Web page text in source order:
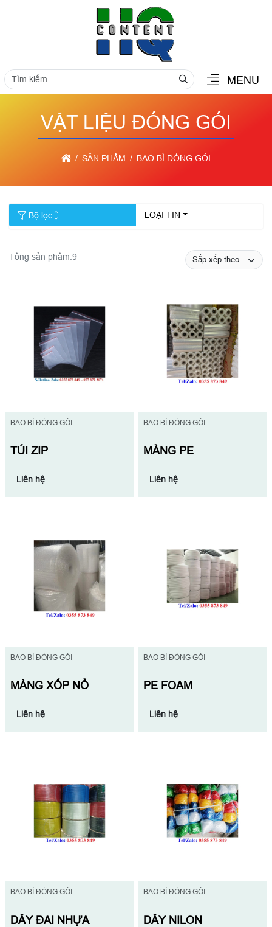
MENU
VẬT LIỆU ĐÓNG GÓI
SẢN PHẨM BAO BÌ ĐÓNG GÓI
Bộ lọc LOẠI TIN
Tổng sản phẩm:9
BAO BÌ ĐÓNG GÓI
TÚI ZIP
Liên hệ
BAO BÌ ĐÓNG GÓI
MÀNG PE
Liên hệ
BAO BÌ ĐÓNG GÓI
MÀNG XỐP NỔ
Liên hệ
BAO BÌ ĐÓNG GÓI
PE FOAM
Liên hệ
BAO BÌ ĐÓNG GÓI
DÂY ĐAI NHỰA
BAO BÌ ĐÓNG GÓI
DÂY NILON